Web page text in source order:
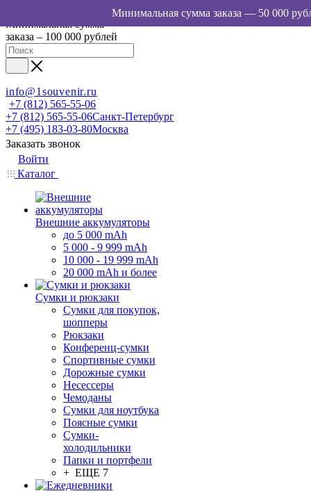
Минимальная сумма
заказа – 100 000 рублей
info@1souvenir.ru
+7 (812) 565-55-06
+7 (812) 565-55-06Санкт-Петербург
+7 (495) 183-03-80Москва
Заказать звонок
Войти
Каталог
Внешние аккумуляторы
до 5 000 mAh
5 000 - 9 999 mAh
10 000 - 19 999 mAh
20 000 mAh и более
Сумки и рюкзаки
Сумки для покупок,
шопперы
Рюкзаки
Конференц-сумки
Спортивные сумки
Дорожные сумки
Несессеры
Чемоданы
Сумки для ноутбука
Поясные сумки
Сумки-
холодильники
Папки и портфели
+ ЕЩЕ 7